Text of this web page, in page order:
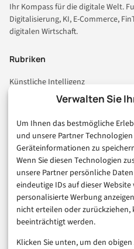
Verwalten Sie
Um Ihnen das bestmögliche
und unsere Partner
Geräteinformationen zu
Wenn Sie diesen Technologien
unsere Partner persönliche
eindeutige IDs auf dieser
personalisierte Werbung
nicht erteilen oder
beeinträchtigt werden.
Klicken Sie unten, um den
Ihr Kompass für die digitale Welt.
Digitalisierung, KI, E-Commerce,
digitalen Wirtschaft.
Rubriken
Künstliche Intelligenz
Technologie & IT
Consumer & Digital Life
Marketing
Finanzen & FinTech
Business & Karriere
Sicherheit & Recht
Digitalisierung
Marketing
Magazin